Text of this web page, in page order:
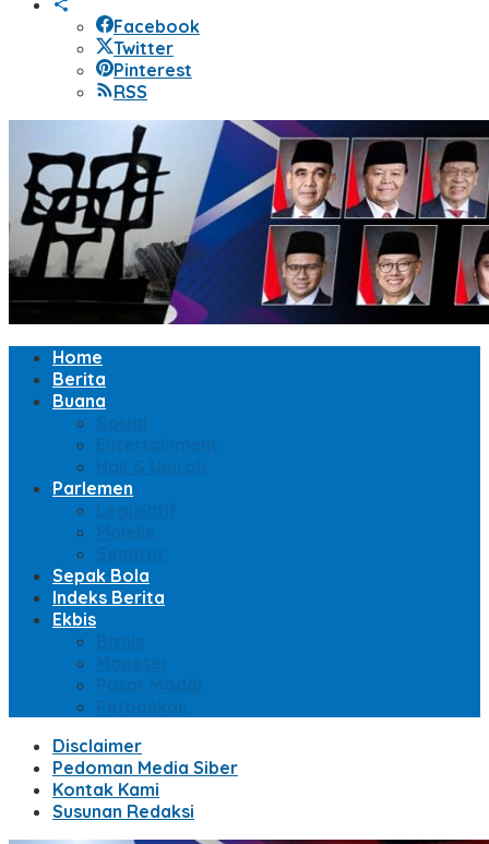
Facebook
Twitter
Pinterest
RSS
Home
Berita
Buana
Sosial
Entertainment
Haji & Umroh
Parlemen
Legislatif
Majelis
Senator
Sepak Bola
Indeks Berita
Ekbis
Bisnis
Moneter
Pasar Modal
Perbankan
Disclaimer
Pedoman Media Siber
Kontak Kami
Susunan Redaksi